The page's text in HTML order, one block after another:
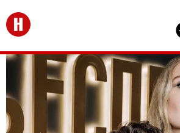
Перейти на главную